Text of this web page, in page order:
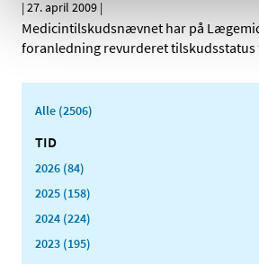
| 27. april 2009 |
Medicintilskudsnævnet har på
foranledning revurderet
Alle (2506)
TID
2026 (84)
2025 (158)
2024 (224)
2023 (195)